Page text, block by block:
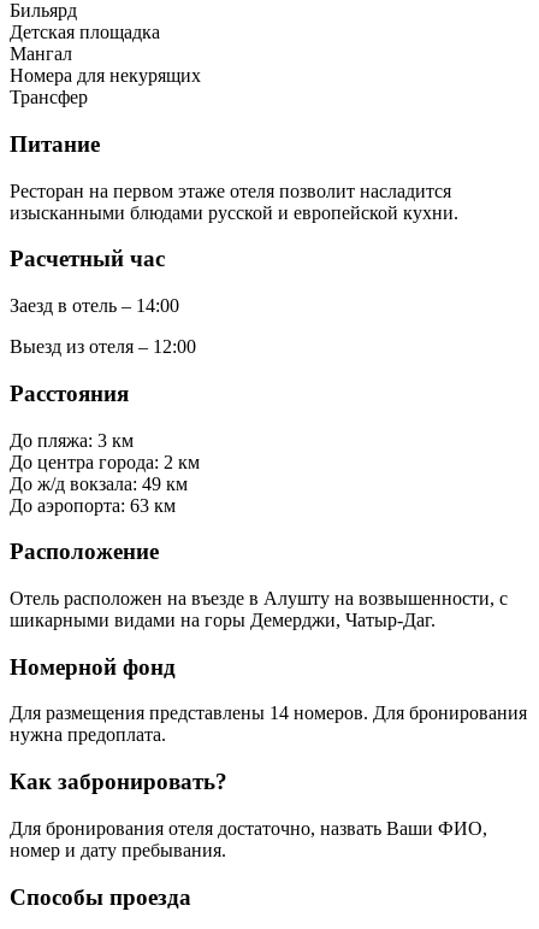
Бильярд
Детская площадка
Мангал
Номера для некурящих
Трансфер
Питание
Ресторан на первом этаже отеля позволит насладится
изысканными блюдами русской и европейской кухни.
Расчетный час
Заезд в отель – 14:00
Выезд из отеля – 12:00
Расстояния
До пляжа: 3 км
До центра города: 2 км
До ж/д вокзала: 49 км
До аэропорта: 63 км
Расположение
Отель расположен на въезде в Алушту на возвышенности, с
шикарными видами на горы Демерджи, Чатыр-Даг.
Номерной фонд
Для размещения представлены 14 номеров. Для бронирования
нужна предоплата.
Как забронировать?
Для бронирования отеля достаточно, назвать Ваши ФИО,
номер и дату пребывания.
Способы проезда